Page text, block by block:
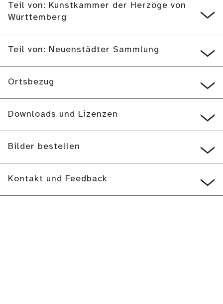
Teil von: Kunstkammer der Herzöge von
Württemberg
Teil von: Neuenstädter Sammlung
Ortsbezug
Downloads und Lizenzen
Bilder bestellen
Kontakt und Feedback